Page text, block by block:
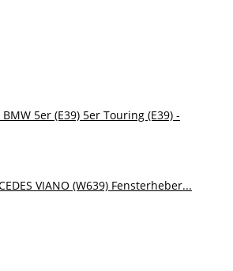
5er (E39) 5er Touring (E39) -